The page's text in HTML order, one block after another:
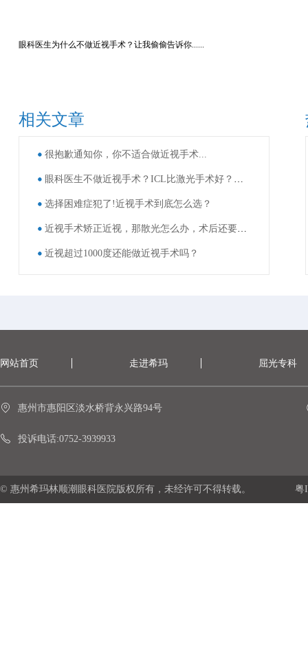
眼科医生为什么不做近视手术？让我偷偷告诉你......
相关文章
很抱歉通知你，你不适合做近视手术...
眼科医生不做近视手术？ICL比激光手术好？这些近视手术谣言，别再信了！
选择困难症犯了!近视手术到底怎么选？
近视手术矫正近视，那散光怎么办，术后还要戴眼镜吗？
近视超过1000度还能做近视手术吗？
网站首页 走进希玛 屈光专科
惠州市惠阳区淡水桥背永兴路94号
投诉电话:0752-3939933
© 惠州希玛林顺潮眼科医院版权所有，未经许可不得转载。 粤